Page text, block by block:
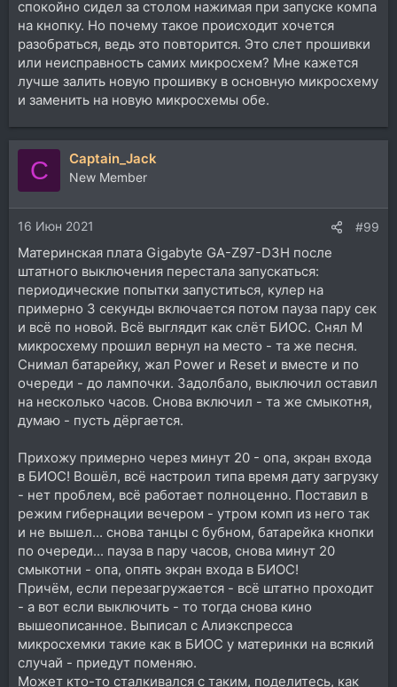
спокойно сидел за столом нажимая при запуске компа
на кнопку. Но почему такое происходит хочется
разобраться, ведь это повторится. Это слет прошивки
или неисправность самих микросхем? Мне кажется
лучше залить новую прошивку в основную микросхему
и заменить на новую микросхемы обе.
C Captain_Jack
New Member
16 Июн 2021 #99
Материнская плата Gigabyte GA-Z97-D3H после
штатного выключения перестала запускаться:
периодические попытки запуститься, кулер на
примерно 3 секунды включается потом пауза пару сек
и всё по новой. Всё выглядит как слёт БИОС. Снял М
микросхему прошил вернул на место - та же песня.
Снимал батарейку, жал Power и Reset и вместе и по
очереди - до лампочки. Задолбало, выключил оставил
на несколько часов. Снова включил - та же смыкотня,
думаю - пусть дёргается.
Прихожу примерно через минут 20 - опа, экран входа
в БИОС! Вошёл, всё настроил типа время дату загрузку
- нет проблем, всё работает полноценно. Поставил в
режим гибернации вечером - утром комп из него так
и не вышел... снова танцы с бубном, батарейка кнопки
по очереди... пауза в пару часов, снова минут 20
смыкотни - опа, опять экран входа в БИОС!
Причём, если перезагружается - всё штатно проходит
- а вот если выключить - то тогда снова кино
вышеописанное. Выписал с Алиэкспресса
микросхемки такие как в БИОС у материнки на всякий
случай - приедут поменяю.
Может кто-то сталкивался с таким, поделитесь, как